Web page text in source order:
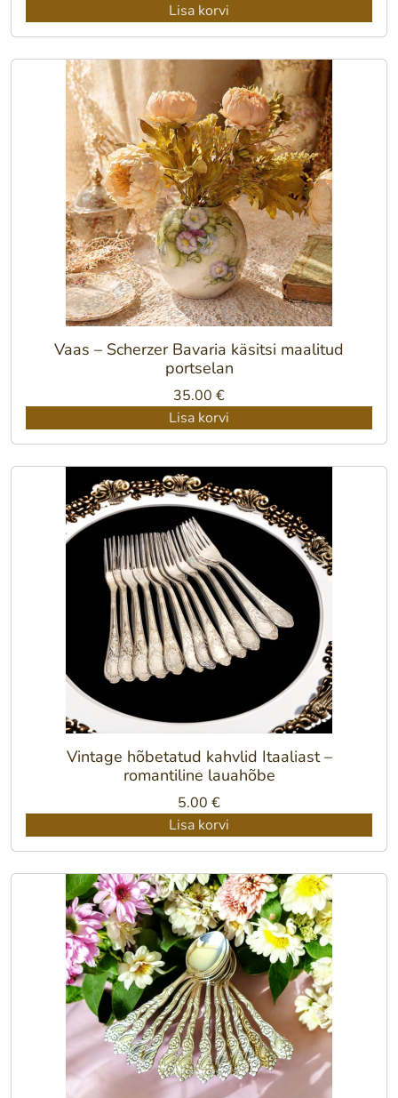
Lisa korvi
Vaas – Scherzer Bavaria käsitsi maalitud
portselan
35.00 €
Lisa korvi
Vintage hõbetatud kahvlid Itaaliast –
romantiline lauahõbe
5.00 €
Lisa korvi